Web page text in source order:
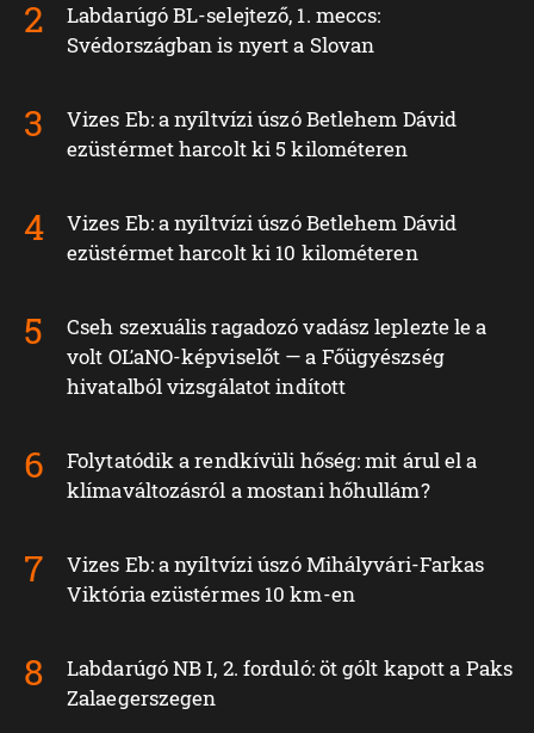
Labdarúgó BL-selejtező, 1. meccs:
Svédországban is nyert a Slovan
Vizes Eb: a nyíltvízi úszó Betlehem Dávid
ezüstérmet harcolt ki 5 kilométeren
Vizes Eb: a nyíltvízi úszó Betlehem Dávid
ezüstérmet harcolt ki 10 kilométeren
Cseh szexuális ragadozó vadász leplezte le a
volt OĽaNO-képviselőt — a Főügyészség
hivatalból vizsgálatot indított
Folytatódik a rendkívüli hőség: mit árul el a
klímaváltozásról a mostani hőhullám?
Vizes Eb: a nyíltvízi úszó Mihályvári-Farkas
Viktória ezüstérmes 10 km-en
Labdarúgó NB I, 2. forduló: öt gólt kapott a Paks
Zalaegerszegen